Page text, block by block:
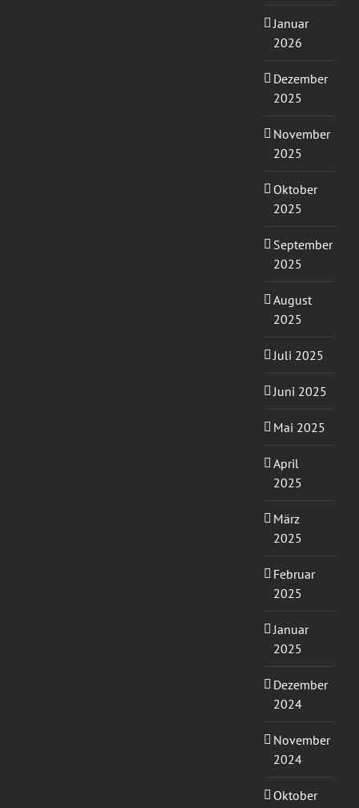
Januar
2026
Dezember
2025
November
2025
Oktober
2025
September
2025
August
2025
Juli 2025
Juni 2025
Mai 2025
April
2025
März
2025
Februar
2025
Januar
2025
Dezember
2024
November
2024
Oktober